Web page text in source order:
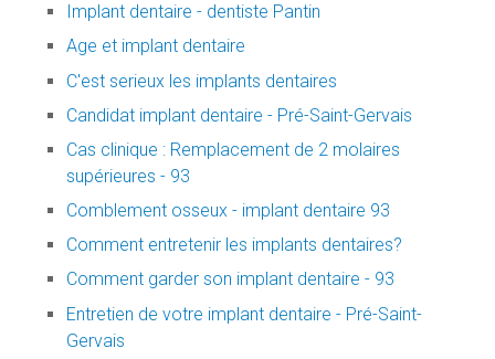
Implant dentaire - dentiste Pantin
Age et implant dentaire
C'est serieux les implants dentaires
Candidat implant dentaire - Pré-Saint-Gervais
Cas clinique : Remplacement de 2 molaires
supérieures - 93
Comblement osseux - implant dentaire 93
Comment entretenir les implants dentaires?
Comment garder son implant dentaire - 93
Entretien de votre implant dentaire - Pré-Saint-
Gervais